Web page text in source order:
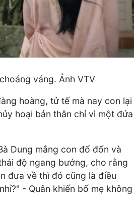
váng. Ảnh VTV
hoàng, tử tế mà nay con lại
hoại bản thân chỉ vì một đứa
Dung mắng con đổ đốn và
độ ngang bướng, cho rằng
đưa về thì đó cũng là điều
- Quân khiến bố mẹ không